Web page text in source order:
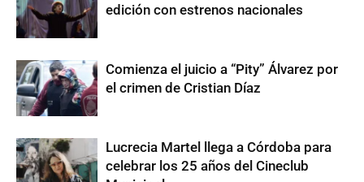
edición con estrenos nacionales
Comienza el juicio a “Pity” Álvarez por
el crimen de Cristian Díaz
Lucrecia Martel llega a Córdoba para
celebrar los 25 años del Cineclub